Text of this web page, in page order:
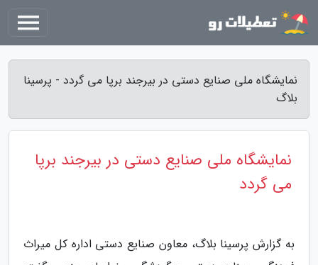
نمایشگاه ملی صنایع دستی در بیرجند برپا می گردد - پرسینا
بلاگ
نمایشگاه ملی صنایع دستی در بیرجند برپا
می گردد
به گزارش پرسینا بلاگ، معاون صنایع دستی اداره کل میراث